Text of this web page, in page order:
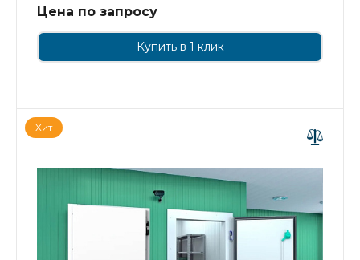
Цена по запросу
Купить в 1 клик
Хит